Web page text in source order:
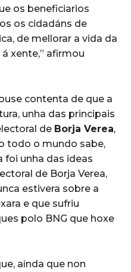
os beneficiarios
os cidadáns de
de mellorar a vida da
xente,” afirmou
contenta de que a
unha das principais
de Borja Verea,
todo o mundo sabe,
foi unha das ideas
de Borja Verea,
estivera sobre a
e que sufriu
polo BNG que hoxe
aínda que non